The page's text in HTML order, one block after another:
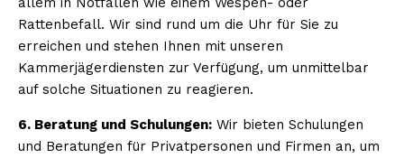
Rattenbefall. Wir sind rund um die Uhr für Sie zu
erreichen und stehen Ihnen mit unseren
Kammerjägerdiensten zur Verfügung, um unmittelbar
auf solche Situationen zu reagieren.
6. Beratung und Schulungen: Wir bieten Schulungen
und Beratungen für Privatpersonen und Firmen an, um